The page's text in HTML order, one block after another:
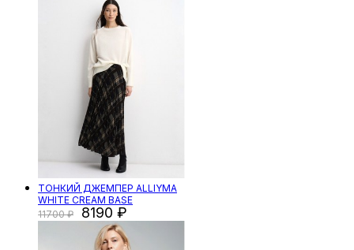
ТОНКИЙ ДЖЕМПЕР ALLIYMA
WHITE CREAM BASE
11700
8190